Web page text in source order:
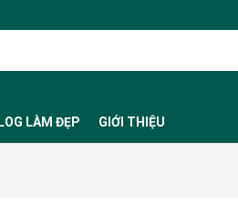
LÀM ĐẸP GIỚI THIỆU